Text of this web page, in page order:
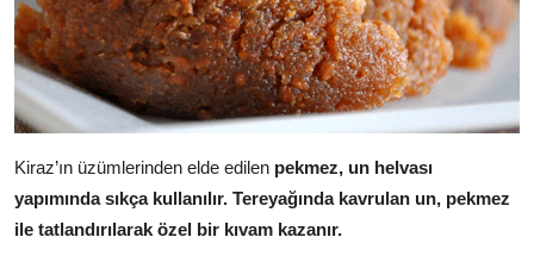
Kiraz’ın üzümlerinden elde edilen pekmez, un helvası
yapımında sıkça kullanılır. Tereyağında kavrulan un, pekmez
ile tatlandırılarak özel bir kıvam kazanır.